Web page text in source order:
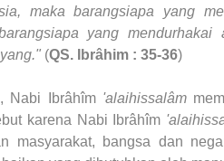
maka barangsiapa yang
yang
(QS. Ibrâhim : 35-36)
Nabi Ibrâhîm 'alaihissalâm
karena Nabi Ibrâhîm
masyarakat, bangsa dan